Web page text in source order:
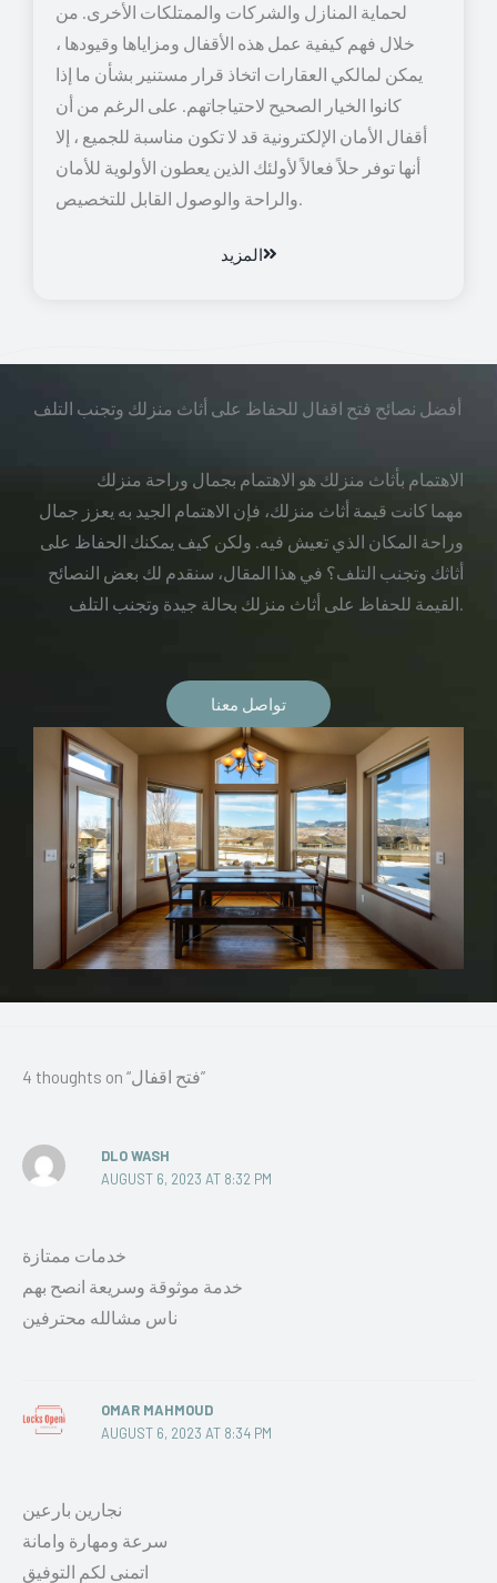
لحماية المنازل والشركات والممتلكات الأخرى. من
خلال فهم كيفية عمل هذه الأقفال ومزاياها وقيودها ،
يمكن لمالكي العقارات اتخاذ قرار مستنير بشأن ما إذا
كانوا الخيار الصحيح لاحتياجاتهم. على الرغم من أن
أقفال الأمان الإلكترونية قد لا تكون مناسبة للجميع ، إلا
أنها توفر حلاً فعالاً لأولئك الذين يعطون الأولوية للأمان
والراحة والوصول القابل للتخصيص.
المزيد
أفضل نصائح فتح اقفال للحفاظ على أثاث منزلك وتجنب التلف
الاهتمام بأثاث منزلك هو الاهتمام بجمال وراحة منزلك
مهما كانت قيمة أثاث منزلك، فإن الاهتمام الجيد به يعزز جمال
وراحة المكان الذي تعيش فيه. ولكن كيف يمكنك الحفاظ على
أثاثك وتجنب التلف؟ في هذا المقال، سنقدم لك بعض النصائح
القيمة للحفاظ على أثاث منزلك بحالة جيدة وتجنب التلف.
تواصل معنا
4 thoughts on “فتح اقفال”
DLO WASH
AUGUST 6, 2023 AT 8:32 PM
خدمات ممتازة
خدمة موثوقة وسريعة انصح بهم
ناس مشالله محترفين
OMAR MAHMOUD
AUGUST 6, 2023 AT 8:34 PM
نجارين بارعين
سرعة ومهارة وامانة
اتمنى لكم التوفيق